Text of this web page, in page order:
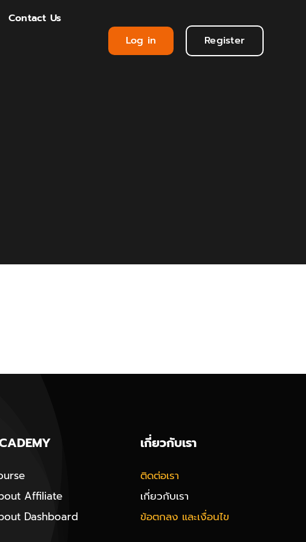
Contact Us
Log in Register
Affiliate
Dashboard
เกี่ยวกับเรา
ติดต่อเรา
เกี่ยวกับเรา
ข้อตกลง และเงื่อนไข